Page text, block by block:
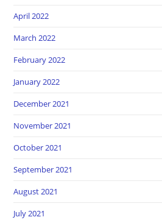
April 2022
March 2022
February 2022
January 2022
December 2021
November 2021
October 2021
September 2021
August 2021
July 2021